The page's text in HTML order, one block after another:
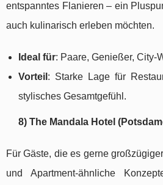
entspanntes Flanieren – ein
auch kulinarisch erleben möchten.
Ideal für: Paare, Genießer, City-
Vorteil : Starke Lage für
stylisches Gesamtgefühl.
8) The Mandala Hotel
Für Gäste, die es gerne
und Apartment-ähnliche